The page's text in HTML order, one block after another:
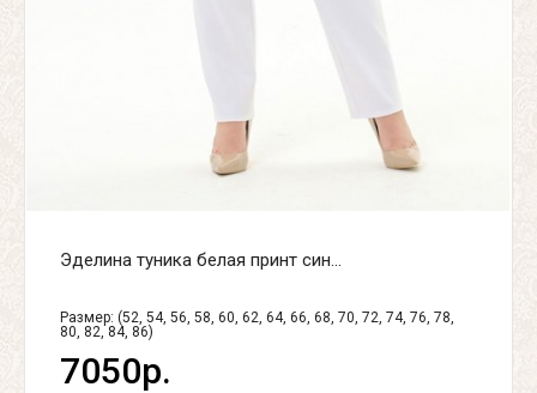
Эделина туника белая принт син...
Размер: (52, 54, 56, 58, 60, 62, 64, 66, 68, 70, 72, 74, 76, 78,
80, 82, 84, 86)
7050р.